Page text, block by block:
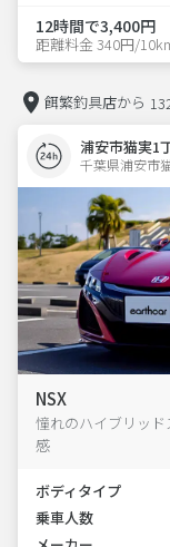
12時間で3,400円
距離料金 340円/
餌繁釣具店から
浦安市猫実1
千葉県浦安市
NSX
憧れのハイブリッ
感
ボディタイプ
乗車人数